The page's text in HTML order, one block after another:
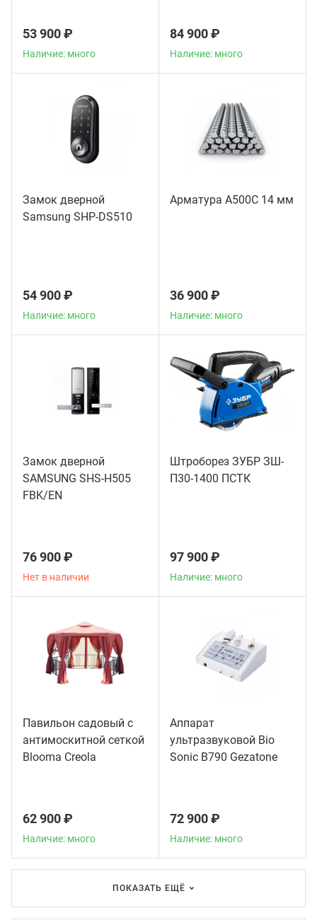
53 900 ₽
Наличие: много
84 900 ₽
Наличие: много
Замок дверной
Samsung SHP-DS510
54 900 ₽
Наличие: много
Арматура А500С 14 мм
36 900 ₽
Наличие: много
Замок дверной
SAMSUNG SHS-H505
FBK/EN
76 900 ₽
Нет в наличии
Штроборез ЗУБР ЗШ-
П30-1400 ПСТК
97 900 ₽
Наличие: много
Павильон садовый с
антимоскитной сеткой
Blooma Creola
62 900 ₽
Наличие: много
Аппарат
ультразвуковой Bio
Sonic B790 Gezatone
72 900 ₽
Наличие: много
ПОКАЗАТЬ ЕЩЁ